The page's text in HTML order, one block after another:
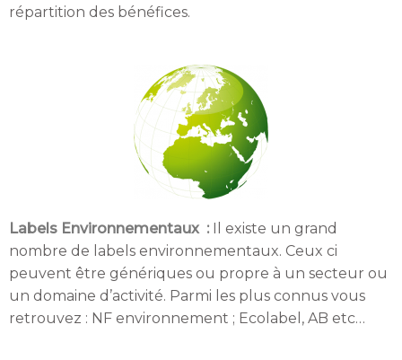
répartition des bénéfices.
Labels Environnementaux : Il existe un grand
nombre de labels environnementaux. Ceux ci
peuvent être génériques ou propre à un secteur ou
un domaine d’activité. Parmi les plus connus vous
retrouvez : NF environnement ; Ecolabel, AB etc…